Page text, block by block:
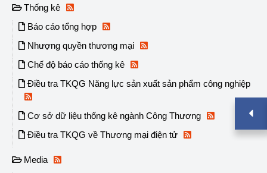
Thống kê
Báo cáo tổng hợp
Nhượng quyền thương mại
Chế độ báo cáo thống kê
Điều tra TKQG Năng lực sản xuất sản phẩm công nghiệp
Cơ sở dữ liệu thống kê ngành Công Thương
Điều tra TKQG về Thương mại điện tử
Media